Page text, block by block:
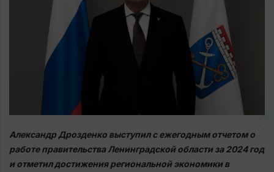
Александр Дрозденко выступил с ежегодным отчетом о
работе правительства Ленинградской области за 2024 год
и отметил достижения региональной экономики в